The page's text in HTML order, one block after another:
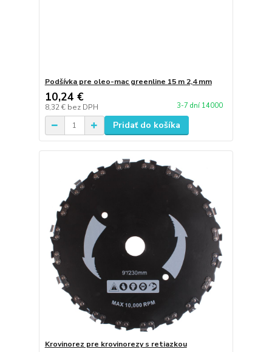
Podšívka pre oleo-mac greenline 15 m 2,4 mm
10,24 €
8,32 € bez DPH 3-7 dní 14000
Pridať do košíka
Krovinorez pre krovinorezy s retiazkou